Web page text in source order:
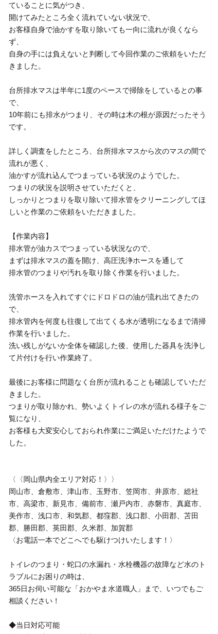
ていることに気がつき、
開けてみたところ全く流れていない状況で、
お客様自身で油かすを取り除いても一向に流れが良くなら
ず、
自身の手には負えないと判断して今回作業のご依頼をいただ
きました。
台所排水マスは半年に1度のペースで掃除をしているとの事
で、
10年前にも排水がつまり、その時は木の根が原因だったそう
です。
詳しく調査をしたところ、台所排水マスから次のマスの間で
流れが悪く、
油かすが流れ込んでつまっている状況のようでした。
つまりの状況を説明させていただくと、
しっかりとつまりを取り除いて排水管をクリーニングしてほ
しいと作業のご依頼をいただきました。
【作業内容】
排水管が油カスでつまっている状況なので、
まずは排水マスの蓋を開け、高圧洗浄ホースを通して
排水管のつまりや汚れを取り除く作業を行いました。
洗管ホースを入れてすぐにドロドロの油が流れ出てきたの
で、
排水管内を何度も往復して出てくる水が透明になるまで清掃
作業を行いました。
洗い残しがないか全体を確認した後、使用した器具を洗浄し
て片付けを行い作業終了。
最後にお客様に問題なく台所が流れることも確認していただ
きました。
つまりが取り除かれ、勢いよくトイレの水が流れる様子をご
覧になり、
お客様も大変安心しておられ作業にご満足いただけたようで
した。
〈〈岡山県内全エリア対応！〉〉
岡山市、倉敷市、津山市、玉野市、笠岡市、井原市、総社
市、高梁市、新見市、備前市、瀬戸内市、赤磐市、真庭市、
美作市、浅口市、和気郡、都窪郡、浅口郡、小田郡、苫田
郡、勝田郡、英田郡、久米郡、加賀郡
〈お電話一本でどこへでも駆けつけいたします！〉
トイレのつまり・蛇口の水漏れ・水栓機器の故障など水のト
ラブルにお困りの時は、
365日お伺い可能な「おかやま水道職人」まで、いつでもご
相談ください！
◆当日対応可能